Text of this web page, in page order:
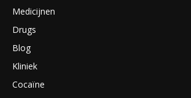
Medicijnen
Drugs
Blog
Kliniek
Cocaïne